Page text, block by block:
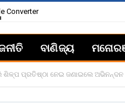
Converter
ବାଣିଜ୍ୟ
ଶିଳ୍ପ ପ୍ରତିଷ୍ଠା ନେଇ ଜଣାଇଲେ ଅଭିନନ୍ଦନ